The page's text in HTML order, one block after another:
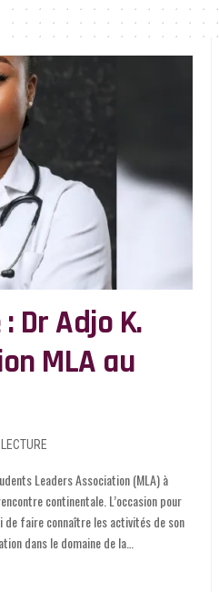
Dr Adjo K.
MLA au
dans le domaine de la…